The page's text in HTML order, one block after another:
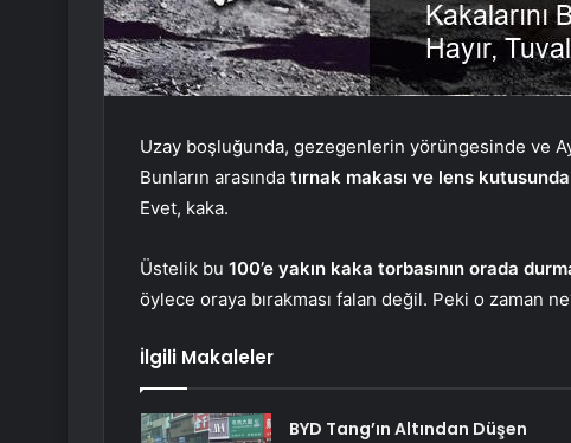
Uzay boşluğunda, gezegenlerin yörüngesinde ve
Bunların arasında tırnak makası ve lens
Evet, kaka.
Üstelik bu 100’e yakın kaka torbasının orada
öylece oraya bırakması falan değil. Peki o zaman
İlgili Makaleler
BYD Tang’ın Altından Düşen